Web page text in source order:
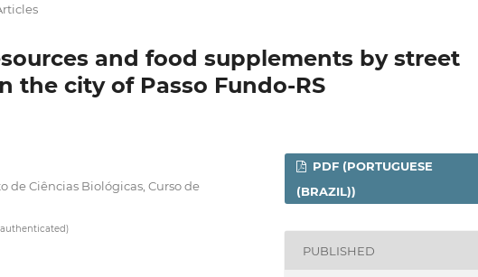
and food supplements by street
the city of Passo Fundo-RS
de Ciências Biológicas, Curso de
PDF (PORTUGUESE
(BRAZIL))
PUBLISHED